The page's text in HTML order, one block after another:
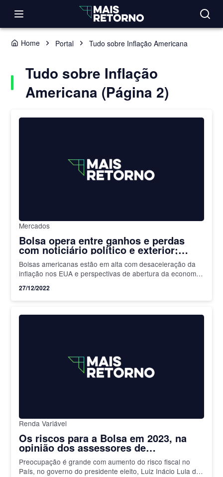
Home Portal Tudo sobre Inflação Americana
Tudo sobre Inflação
Americana (Página 2)
Mercados
Bolsa opera entre ganhos e perdas
com noticiário político e exterior;
dólar em alta
Bolsas americanas estão em alta com desaceleração da
inflação nos EUA e perspectivas de abertura da economia
27/12/2022
Renda Variável
Os riscos para a Bolsa em 2023, na
opinião dos assessores de
investimento da XP
Preocupação é grande com aumento do risco fiscal no
País, no governo do presidente eleito, Luiz Inácio Lula da